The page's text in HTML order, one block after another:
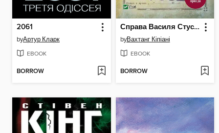
2061
byАртур Кларк
EBOOK
BORROW
Справа Василя Стуса. Збірка документів з архіву колишнього КДБ УРСР
byВахтанг Кіпіані
EBOOK
BORROW